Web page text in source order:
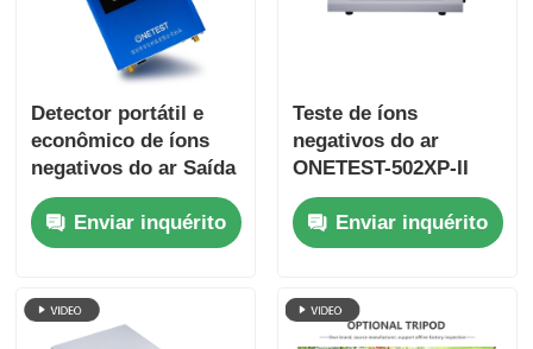
Detector portátil e
econômico de íons
negativos do ar Saída
RS232
Enviar inquérito
Teste de íons
negativos do ar
ONETEST-502XP-II
Pode medir pequenas
partículas
Enviar inquérito